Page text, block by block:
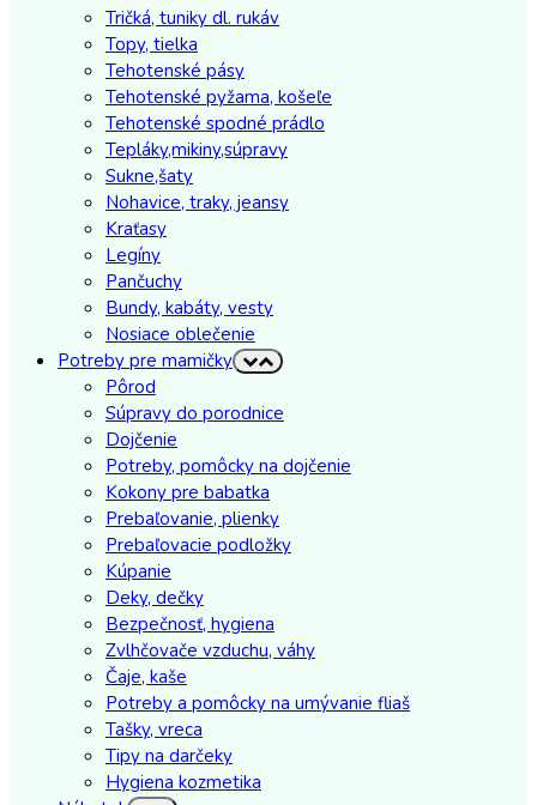
Tričká, tuniky dl. rukáv
Topy, tielka
Tehotenské pásy
Tehotenské pyžama, košeľe
Tehotenské spodné prádlo
Tepláky,mikiny,súpravy
Sukne,šaty
Nohavice, traky, jeansy
Kraťasy
Legíny
Pančuchy
Bundy, kabáty, vesty
Nosiace oblečenie
Potreby pre mamičky
Pôrod
Súpravy do porodnice
Dojčenie
Potreby, pomôcky na dojčenie
Kokony pre babatka
Prebaľovanie, plienky
Prebaľovacie podložky
Kúpanie
Deky, dečky
Bezpečnosť, hygiena
Zvlhčovače vzduchu, váhy
Čaje, kaše
Potreby a pomôcky na umývanie fliaš
Tašky, vreca
Tipy na darčeky
Hygiena kozmetika